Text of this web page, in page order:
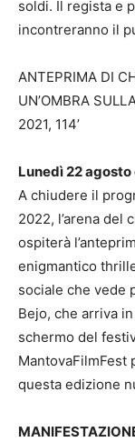
soldi. Il regista e
incontreranno il
ANTEPRIMA DI
UN’OMBRA
2021, 114’
Lunedì 22 agosto
A chiudere il
2022, l’arena del
ospiterà
enigmantico
sociale che vede
Bejo, che arriva
schermo del
MantovaFilmFest
questa edizione